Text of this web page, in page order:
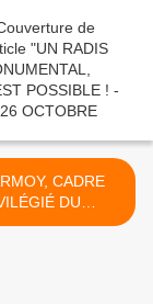
CADRE
DU
DU PLEIN